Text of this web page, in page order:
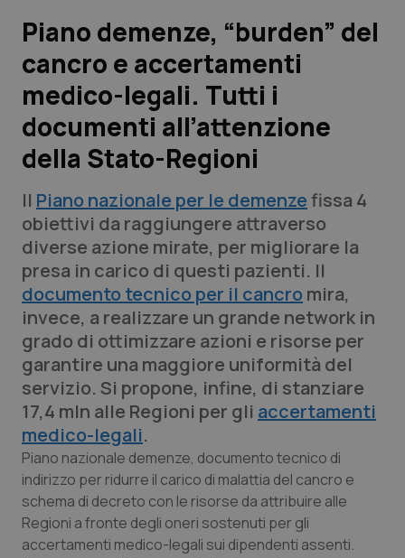
Scienza e Farmaci
Studi e Analisi
Lettere al direttore
QS Pro
Professionisti Sanitari.AI
Abruzzo
Basilicata
Calabria
Campania
Emilia-Romagna
QS Pro Gold
Artrite & artrosi
Asma & BPCO
Car-T
Colesterolo & coronaropatie
QS Club Newsletter
Piano demenze, “burden” del
cancro e accertamenti
medico-legali. Tutti i
documenti all’attenzione
della Stato-Regioni
Il Piano nazionale per le demenzefissa 4
obiettivi da raggiungere attraverso
diverse azione mirate, per migliorare la
presa in carico di questi pazienti. Il
documento tecnico per il cancro mira,
invece, a realizzare un grande network in
grado di ottimizzare azioni e risorse per
garantire una maggiore uniformità del
servizio. Si propone, infine, di stanziare
17,4 mln alle Regioni per gli accertamenti
medico-legali.
Piano nazionale demenze, documento tecnico di
indirizzo per ridurre il carico di malattia del cancro e
schema di decreto con le risorse da attribuire alle
Regioni a fronte degli oneri sostenuti per gli
accertamenti medico-legali sui dipendenti assenti.